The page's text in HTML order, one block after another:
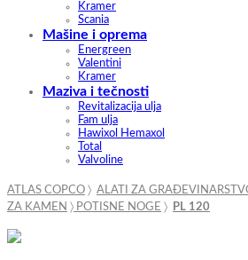
Kramer
Scania
Mašine i oprema
Energreen
Valentini
Kramer
Maziva i tečnosti
Revitalizacija ulja
Fam ulja
Hawixol Hemaxol
Total
Valvoline
ATLAS COPCO 〉 ALATI ZA
ZA KAMEN 〉 POTISNE NOGE 〉 PL 120